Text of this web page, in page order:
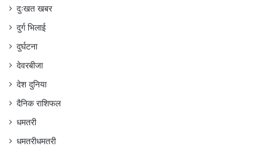
दुःखत खबर
दुर्ग भिलाई
दुर्घटना
देवरबीजा
देश दुनिया
दैनिक राशिफल
धमतरी
धमतरीधमतरी